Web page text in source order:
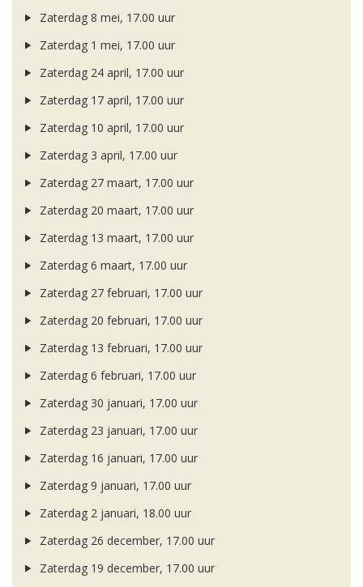
Zaterdag 8 mei, 17.00 uur
Zaterdag 1 mei, 17.00 uur
Zaterdag 24 april, 17.00 uur
Zaterdag 17 april, 17.00 uur
Zaterdag 10 april, 17.00 uur
Zaterdag 3 april, 17.00 uur
Zaterdag 27 maart, 17.00 uur
Zaterdag 20 maart, 17.00 uur
Zaterdag 13 maart, 17.00 uur
Zaterdag 6 maart, 17.00 uur
Zaterdag 27 februari, 17.00 uur
Zaterdag 20 februari, 17.00 uur
Zaterdag 13 februari, 17.00 uur
Zaterdag 6 februari, 17.00 uur
Zaterdag 30 januari, 17.00 uur
Zaterdag 23 januari, 17.00 uur
Zaterdag 16 januari, 17.00 uur
Zaterdag 9 januari, 17.00 uur
Zaterdag 2 januari, 18.00 uur
Zaterdag 26 december, 17.00 uur
Zaterdag 19 december, 17.00 uur